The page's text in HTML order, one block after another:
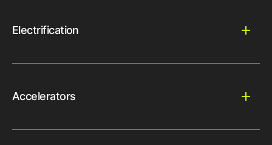
Electrification
Accelerators